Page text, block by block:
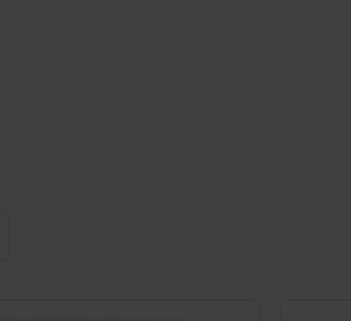
pour l'entretien des sabots
compléments alimentaires de